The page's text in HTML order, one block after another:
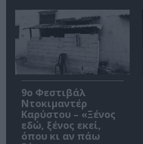
9ο Φεστιβάλ
Ντοκιμαντέρ
Καρύστου – «Ξένος
εδώ, ξένος εκεί,
όπου κι αν πάω